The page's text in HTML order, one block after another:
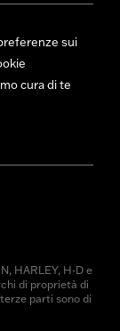
sui
cura di te
HARLEY, H-D e
di proprietà di
parti sono di